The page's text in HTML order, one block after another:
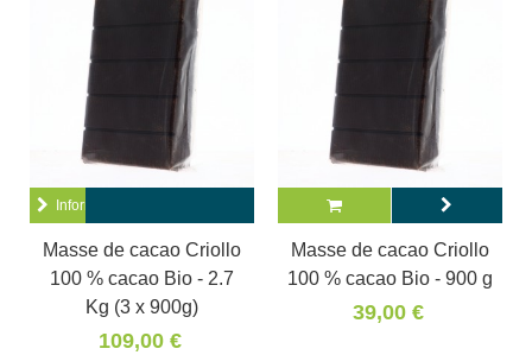
Informations
Masse de cacao Criollo
100 % cacao Bio - 2.7
Kg (3 x 900g)
109,00 €
Masse de cacao Criollo
100 % cacao Bio - 900 g
39,00 €